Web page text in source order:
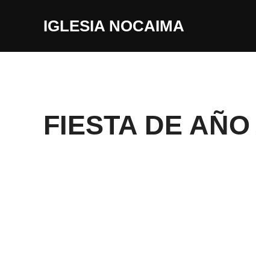
IGLESIA NOCAIMA
FIESTA DE